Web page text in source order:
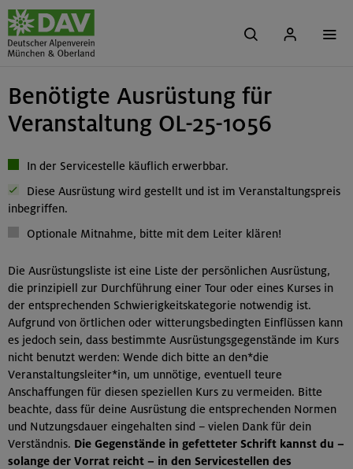
Benötigte Ausrüstung für
Veranstaltung OL-25-1056
In der Servicestelle käuflich erwerbbar.
Diese Ausrüstung wird gestellt und ist im Veranstaltungspreis
inbegriffen.
Optionale Mitnahme, bitte mit dem Leiter klären!
Die Ausrüstungsliste ist eine Liste der persönlichen Ausrüstung,
die prinzipiell zur Durchführung einer Tour oder eines Kurses in
der entsprechenden Schwierigkeitskategorie notwendig ist.
Aufgrund von örtlichen oder witterungsbedingten Einflüssen kann
es jedoch sein, dass bestimmte Ausrüstungsgegenstände im Kurs
nicht benutzt werden: Wende dich bitte an den*die
Veranstaltungsleiter*in, um unnötige, eventuell teure
Anschaffungen für diesen speziellen Kurs zu vermeiden. Bitte
beachte, dass für deine Ausrüstung die entsprechenden Normen
und Nutzungsdauer eingehalten sind – vielen Dank für dein
Verständnis. Die Gegenstände in gefetteter Schrift kannst du –
solange der Vorrat reicht – in den Servicestellen des